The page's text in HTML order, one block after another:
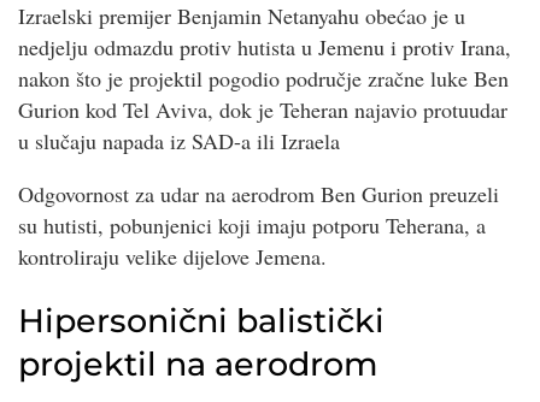
Izraelski premijer Benjamin Netanyahu obećao je u
nedjelju odmazdu protiv hutista u Jemenu i protiv Irana,
nakon što je projektil pogodio područje zračne luke Ben
Gurion kod Tel Aviva, dok je Teheran najavio protuudar
u slučaju napada iz SAD-a ili Izraela
Odgovornost za udar na aerodrom Ben Gurion preuzeli
su hutisti, pobunjenici koji imaju potporu Teherana, a
kontroliraju velike dijelove Jemena.
Hipersonični balistički
projektil na aerodrom